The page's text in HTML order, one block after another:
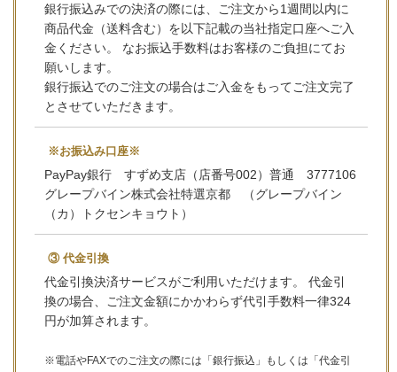
銀行振込みでの決済の際には、ご注文から1週間以内に
商品代金（送料含む）を以下記載の当社指定口座へご入
金ください。 なお振込手数料はお客様のご負担にてお
願いします。
銀行振込でのご注文の場合はご入金をもってご注文完了
とさせていただきます。
※お振込み口座※
PayPay銀行 すずめ支店（店番号002）普通 3777106
グレープバイン株式会社特選京都 （グレープバイン
（カ）トクセンキョウト）
③ 代金引換
代金引換決済サービスがご利用いただけます。 代金引
換の場合、ご注文金額にかかわらず代引手数料一律324
円が加算されます。
※電話やFAXでのご注文の際には「銀行振込」もしくは「代金引